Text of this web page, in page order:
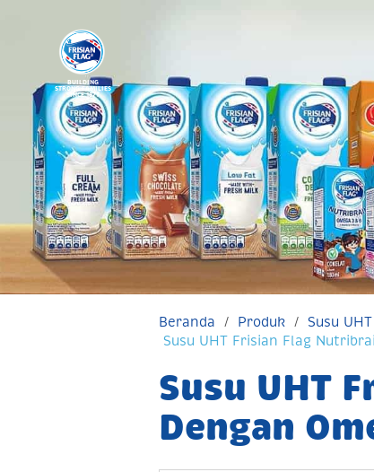
BUILDING
STRONG FAMILIES
SINCE 1871
Beranda Produk
Susu
Susu UHT Frisian Flag
Susu UHT
Dengan